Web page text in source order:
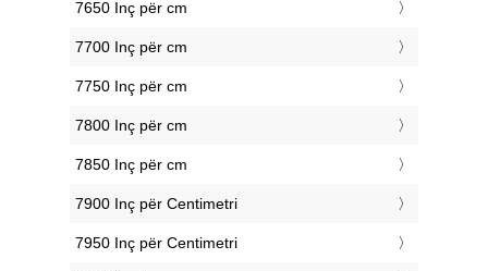
7650 Inç për cm
7700 Inç për cm
7750 Inç për cm
7800 Inç për cm
7850 Inç për cm
7900 Inç për Centimetri
7950 Inç për Centimetri